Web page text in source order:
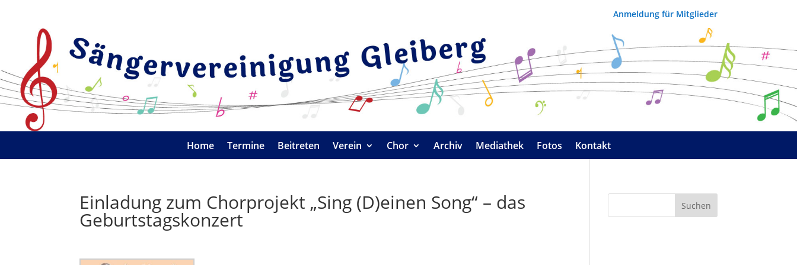
Anmeldung für Mitglieder
Home Termine Beitreten Verein Chor Archiv Mediathek Fotos Kontakt
Einladung zum Chorprojekt „Sing (D)einen Song“ – das
Geburtstagskonzert